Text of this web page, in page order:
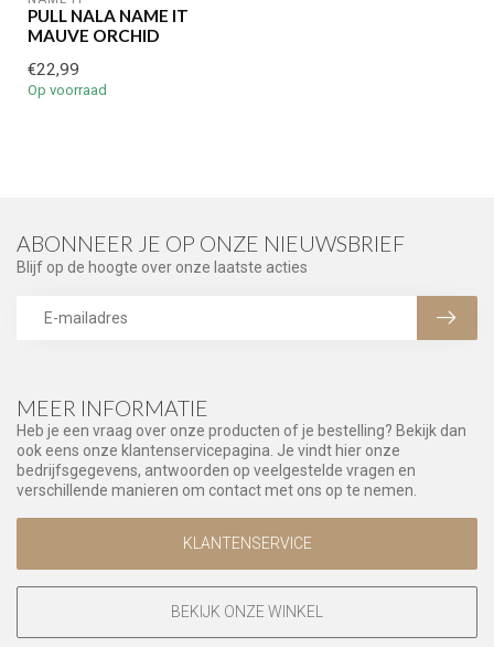
PULL NALA NAME IT
MAUVE ORCHID
€22,99
Op voorraad
MEER INFORMATIE
Heb je een vraag over onze producten of je bestelling? Bekijk dan
ook eens onze klantenservicepagina. Je vindt hier onze
bedrijfsgegevens, antwoorden op veelgestelde vragen en
verschillende manieren om contact met ons op te nemen.
KLANTENSERVICE
BEKIJK ONZE WINKEL
ABONNEER JE OP ONZE NIEUWSBRIEF
Blijf op de hoogte over onze laatste acties